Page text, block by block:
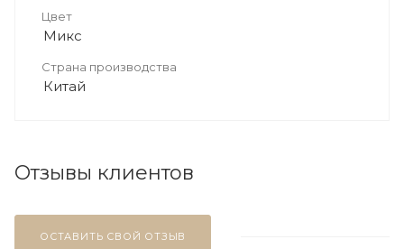
Цвет
Микс
Страна производства
Китай
Отзывы клиентов
ОСТАВИТЬ СВОЙ ОТЗЫВ